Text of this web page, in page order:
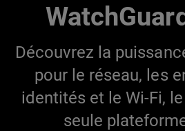
Découvrez la
pour le réseau, les
identités et le Wi-Fi,
seule